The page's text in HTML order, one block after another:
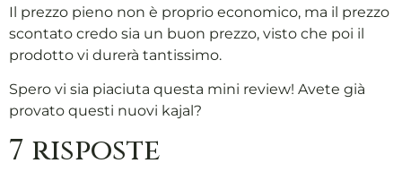
Il prezzo pieno non è proprio economico, ma il prezzo
scontato credo sia un buon prezzo, visto che poi il
prodotto vi durerà tantissimo.
Spero vi sia piaciuta questa mini review! Avete già
provato questi nuovi kajal?
7 risposte